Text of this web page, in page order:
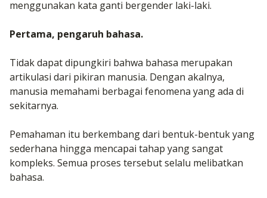
menggunakan kata ganti bergender laki-laki.
Pertama, pengaruh bahasa.
Tidak dapat dipungkiri bahwa bahasa merupakan
artikulasi dari pikiran manusia. Dengan akalnya,
manusia memahami berbagai fenomena yang ada di
sekitarnya.
Pemahaman itu berkembang dari bentuk-bentuk yang
sederhana hingga mencapai tahap yang sangat
kompleks. Semua proses tersebut selalu melibatkan
bahasa.